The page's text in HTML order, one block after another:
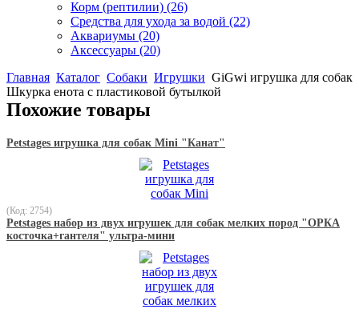
Корм (рептилии) (26)
Средства для ухода за водой (22)
Аквариумы (20)
Аксессуары (20)
Главная Каталог Собаки Игрушки GiGwi игрушка для собак
Шкурка енота с пластиковой бутылкой
Похожие товары
Petstages игрушка для собак Mini "Канат"
(Код: 2754)
Petstages набор из двух игрушек для собак мелких пород "ОРКА
косточка+гантеля" ультра-мини